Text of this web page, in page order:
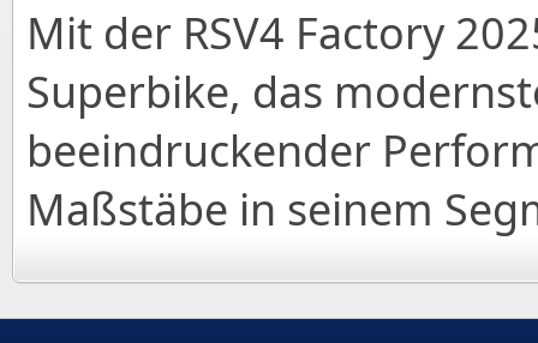
Mit der RSV4 Factory
Superbike, das
beeindruckender
Maßstäbe in seinem